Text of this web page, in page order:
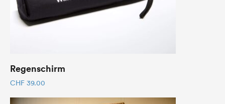
Regenschirm
CHF 39.00